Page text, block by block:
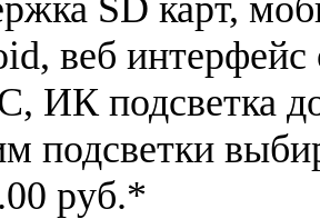
веб
ИК подсветка
подсветки
руб.*